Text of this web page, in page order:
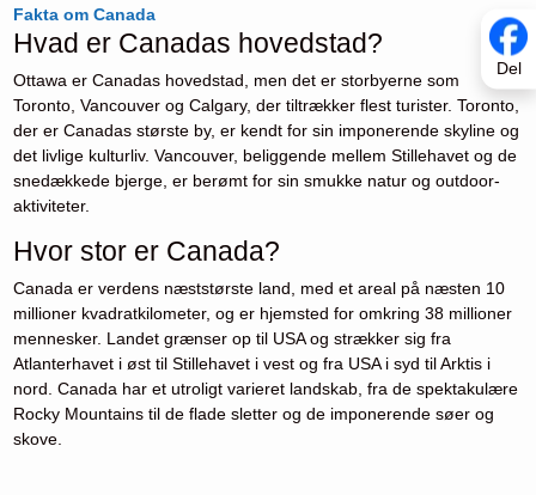
Del
Fakta om Canada
Hvad er Canadas hovedstad?
Ottawa er Canadas hovedstad, men det er storbyerne som
Toronto, Vancouver og Calgary, der tiltrækker flest turister. Toronto,
der er Canadas største by, er kendt for sin imponerende skyline og
det livlige kulturliv. Vancouver, beliggende mellem Stillehavet og de
snedækkede bjerge, er berømt for sin smukke natur og outdoor-
aktiviteter.
Hvor stor er Canada?
Canada er verdens næststørste land, med et areal på næsten 10
millioner kvadratkilometer, og er hjemsted for omkring 38 millioner
mennesker. Landet grænser op til USA og strækker sig fra
Atlanterhavet i øst til Stillehavet i vest og fra USA i syd til Arktis i
nord. Canada har et utroligt varieret landskab, fra de spektakulære
Rocky Mountains til de flade sletter og de imponerende søer og
skove.